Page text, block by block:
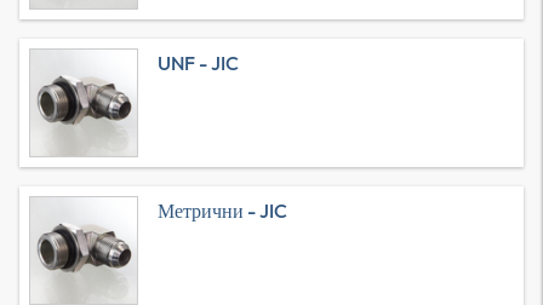
UNF - JIC
Метрични - JIC